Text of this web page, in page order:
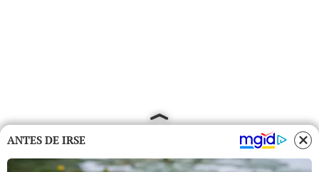
ANTES DE IRSE